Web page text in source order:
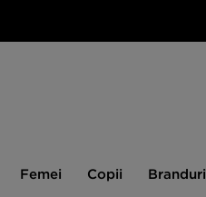
Femei Copii Branduri